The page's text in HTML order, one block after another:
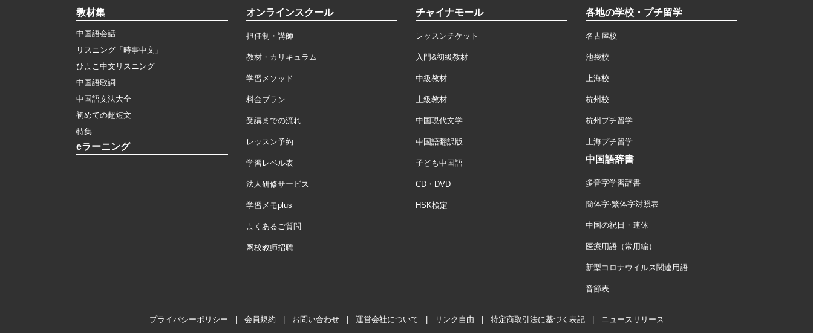
教材集
中国語会話
リスニング「時事中文」
ひよこ中文リスニング
中国語歌詞
中国語文法大全
初めての超短文
特集
eラーニング
オンラインスクール
担任制・講師
教材・カリキュラム
学習メソッド
料金プラン
受講までの流れ
レッスン予約
学習レベル表
法人研修サービス
学習メモplus
よくあるご質問
网校教师招聘
チャイナモール
レッスンチケット
入門&初級教材
中級教材
上級教材
中国現代文学
中国語翻訳版
子ども中国語
CD・DVD
HSK検定
各地の学校・プチ留学
名古屋校
池袋校
上海校
杭州校
杭州プチ留学
上海プチ留学
中国語辞書
多音字学習辞書
簡体字·繁体字対照表
中国の祝日・連休
医療用語（常用編）
新型コロナウイルス関連用語
音節表
プライバシーポリシー 会員規約 お問い合わせ 運営会社について リンク自由 特定商取引法に基づく表記 ニュースリリース